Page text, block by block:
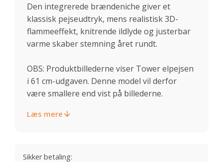
Den integrerede brændeniche giver et
klassisk pejseudtryk, mens realistisk 3D-
flammeeffekt, knitrende ildlyde og justerbar
varme skaber stemning året rundt.
OBS: Produktbillederne viser Tower elpejsen
i 61 cm-udgaven. Denne model vil derfor
være smallere end vist på billederne.
Læs mere
Sikker betaling: